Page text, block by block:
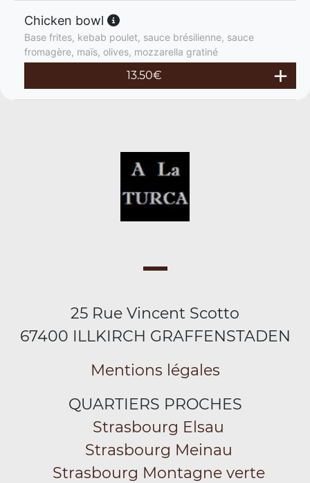
Chicken bowl
Base frites, kebab poulet, sauce brésilienne, sauce
fromagère, maïs, olives, mozzarella gratiné
13.50€
25 Rue Vincent Scotto
67400 ILLKIRCH GRAFFENSTADEN
Mentions légales
QUARTIERS PROCHES
Strasbourg Elsau
Strasbourg Meinau
Strasbourg Montagne verte